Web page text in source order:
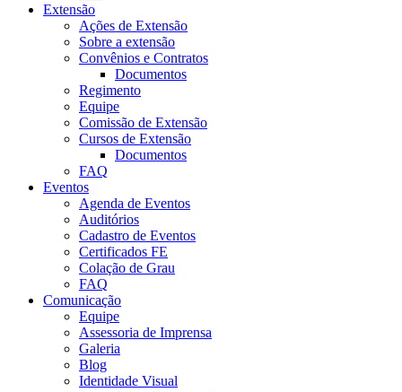
Extensão
Ações de Extensão
Sobre a extensão
Convênios e Contratos
Documentos
Regimento
Equipe
Comissão de Extensão
Cursos de Extensão
Documentos
FAQ
Eventos
Agenda de Eventos
Auditórios
Cadastro de Eventos
Certificados FE
Colação de Grau
FAQ
Comunicação
Equipe
Assessoria de Imprensa
Galeria
Blog
Identidade Visual